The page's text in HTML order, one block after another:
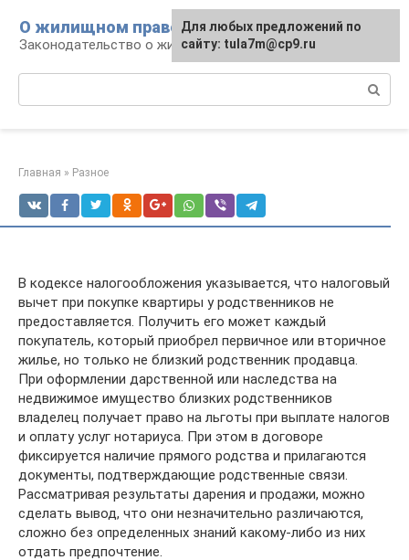
контенту
О жилищном праве
Законодательство о жилье и земле
Главная » Разное
В кодексе налогообложения указывается, что налоговый
вычет при покупке квартиры у родственников не
предоставляется. Получить его может каждый
покупатель, который приобрел первичное или вторичное
жилье, но только не близкий родственник продавца.
При оформлении дарственной или наследства на
недвижимое имущество близких родственников
владелец получает право на льготы при выплате налогов
и оплату услуг нотариуса. При этом в договоре
фиксируется наличие прямого родства и прилагаются
документы, подтверждающие родственные связи.
Рассматривая результаты дарения и продажи, можно
сделать вывод, что они незначительно различаются,
сложно без определенных знаний какому-либо из них
отдать предпочтение.
Для любых предложений по
сайту: tula7m@cp9.ru